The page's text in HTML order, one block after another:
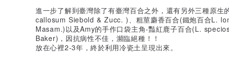
進一步了解到臺灣除了有臺灣百合之外，還有另外三種原
callosum Siebold & Zucc. )、粗莖麝香百合(鐵炮百合L.
Masam.)以及Amy的手作口袋主角-豔紅鹿子百合(L.
Baker)，因抗病性不佳，瀕臨絕種！！
放在心裡2-3年，終於利用冷瓷土呈現出來。